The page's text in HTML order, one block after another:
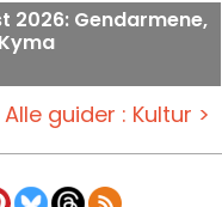
2026: Gendarmene,
Alle guider : Kultur >